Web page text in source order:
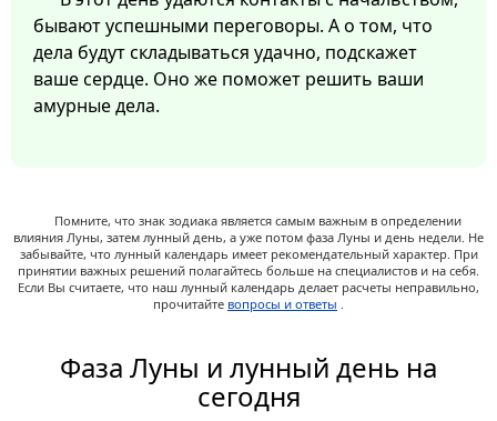
бывают успешными переговоры. А о том, что
дела будут складываться удачно, подскажет
ваше сердце. Оно же поможет решить ваши
амурные дела.
Помните, что знак зодиака является самым важным в определении
влияния Луны, затем лунный день, а уже потом фаза Луны и день недели. Не
забывайте, что лунный календарь имеет рекомендательный характер. При
принятии важных решений полагайтесь больше на специалистов и на себя.
Если Вы считаете, что наш лунный календарь делает расчеты неправильно,
прочитайте вопросы и ответы .
Фаза Луны и лунный день на
сегодня